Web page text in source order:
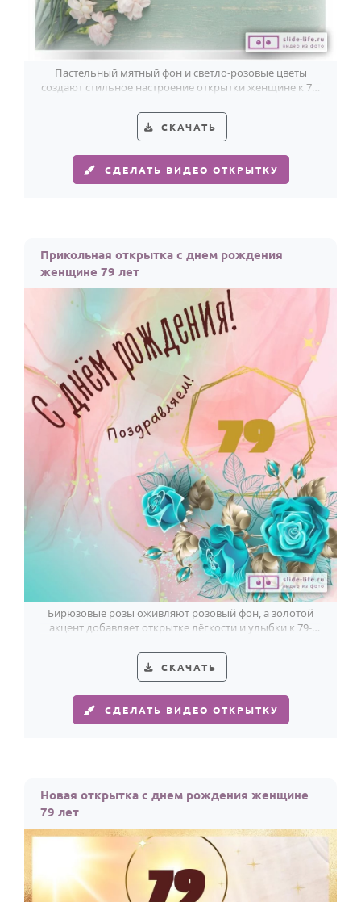
Пастельный мятный фон и светло-розовые цветы
создают стильное настроение открытки женщине к 79-
СКАЧАТЬ
СДЕЛАТЬ ВИДЕО ОТКРЫТКУ
Прикольная открытка с днем рождения
женщине 79 лет
Бирюзовые розы оживляют розовый фон, а золотой
акцент добавляет открытке лёгкости и улыбки к 79-
СКАЧАТЬ
СДЕЛАТЬ ВИДЕО ОТКРЫТКУ
Новая открытка с днем рождения женщине
79 лет